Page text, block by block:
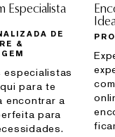
Especialista
DE
&
especialistas
para te
encontrar a
para